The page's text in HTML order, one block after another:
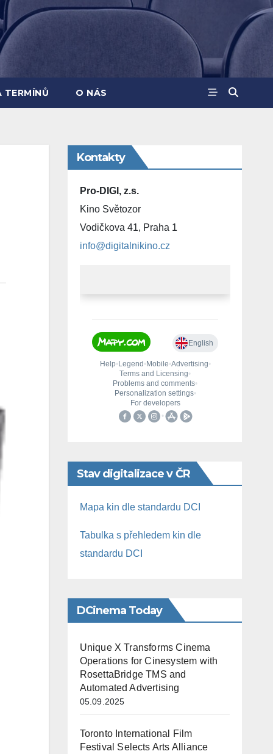
TERMÍNŮ O NÁS
Kontakty
Pro-DIGI, z.s.
Kino Světozor
Vodičkova 41, Praha 1
info@digitalnikino.cz
Stav digitalizace v ČR
Mapa kin dle standardu DCI
Tabulka s přehledem kin dle
standardu DCI
DCinema Today
Unique X Transforms Cinema
Operations for Cinesystem with
RosettaBridge TMS and
Automated Advertising
05.09.2025
Toronto International Film
Festival Selects Arts Alliance